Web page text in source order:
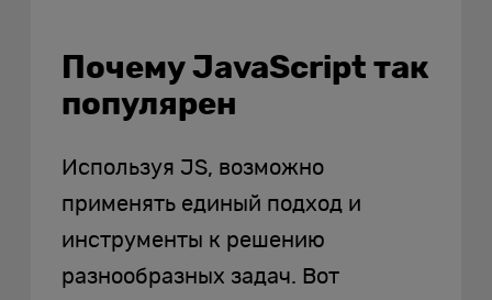
Почему JavaScript так
популярен
Используя JS, возможно
применять единый подход и
инструменты к решению
разнообразных задач. Вот